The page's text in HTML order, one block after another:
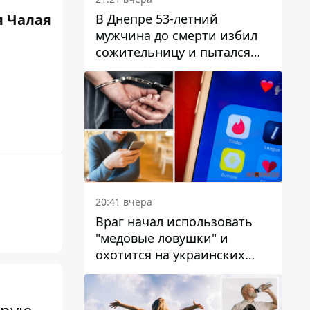
Чалая
В Днепре 53-летний
мужчина до смерти избил
сожительницу и пытался
скрыть преступление:
детали
20:41 вчера
Враг начал использовать
"медовые ловушки" и
охотится на украинских
военнослужащих